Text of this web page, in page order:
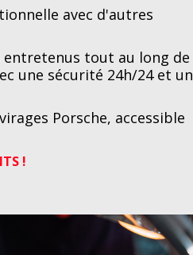
avec d'autres
tout au long de
une sécurité 24h/24 et un
Porsche, accessible
!